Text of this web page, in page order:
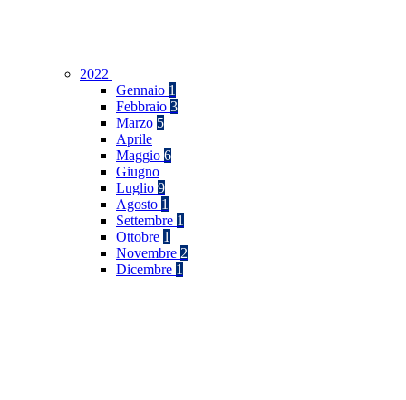
2022
Gennaio 1
Febbraio 3
Marzo 5
Aprile
Maggio 6
Giugno
Luglio 9
Agosto 1
Settembre 1
Ottobre 1
Novembre 2
Dicembre 1